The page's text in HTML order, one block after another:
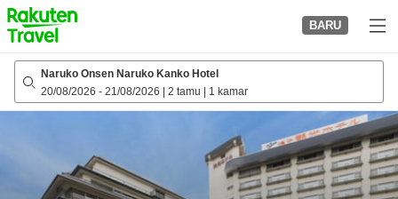
to
top
page
BARU
Naruko Onsen Naruko Kanko Hotel
20/08/2026 - 21/08/2026 2 tamu 1 kamar